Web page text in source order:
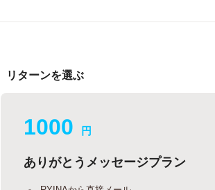
リターンを選ぶ
1000 円
ありがとうメッセージプラン